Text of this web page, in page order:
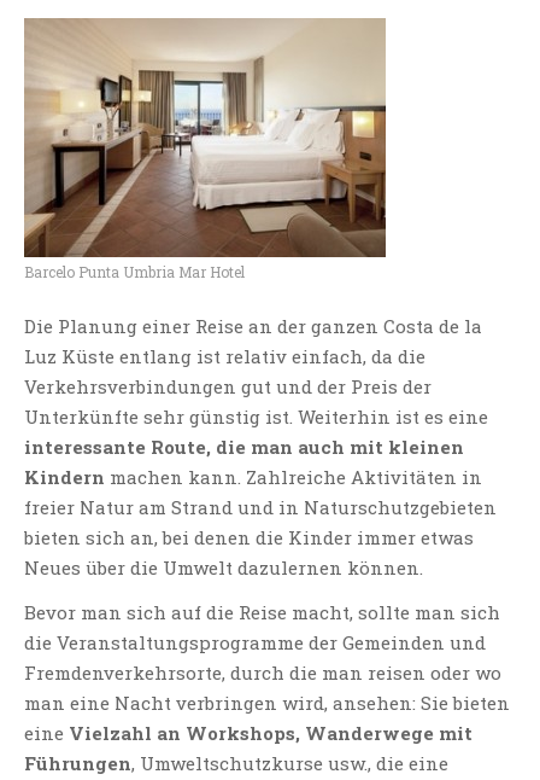
Barcelo Punta Umbria Mar Hotel
Die Planung einer Reise an der ganzen Costa de la
Luz Küste entlang ist relativ einfach, da die
Verkehrsverbindungen gut und der Preis der
Unterkünfte sehr günstig ist. Weiterhin ist es eine
interessante Route, die man auch mit kleinen
Kindern machen kann. Zahlreiche Aktivitäten in
freier Natur am Strand und in Naturschutzgebieten
bieten sich an, bei denen die Kinder immer etwas
Neues über die Umwelt dazulernen können.
Bevor man sich auf die Reise macht, sollte man sich
die Veranstaltungsprogramme der Gemeinden und
Fremdenverkehrsorte, durch die man reisen oder wo
man eine Nacht verbringen wird, ansehen: Sie bieten
eine Vielzahl an Workshops, Wanderwege mit
Führungen, Umweltschutzkurse usw., die eine